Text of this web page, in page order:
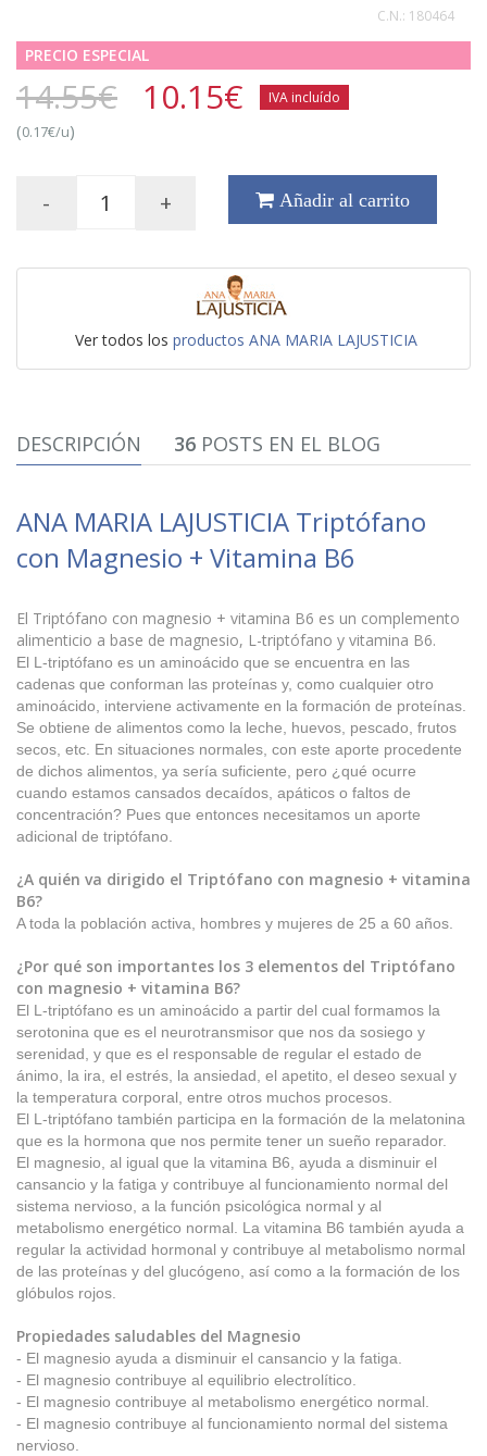
C.N.: 180464
PRECIO ESPECIAL
14.55€ 10.15€ IVA incluído
(0.17€/u)
- + Añadir al carrito
Ver todos los productos ANA MARIA LAJUSTICIA
DESCRIPCIÓN 36 POSTS EN EL BLOG
ANA MARIA LAJUSTICIA Triptófano
con Magnesio + Vitamina B6
El Triptófano con magnesio + vitamina B6 es un complemento
alimenticio a base de magnesio, L-triptófano y vitamina B6.
El L-triptófano es un aminoácido que se encuentra en las
cadenas que conforman las proteínas y, como cualquier otro
aminoácido, interviene activamente en la formación de proteínas.
Se obtiene de alimentos como la leche, huevos, pescado, frutos
secos, etc. En situaciones normales, con este aporte procedente
de dichos alimentos, ya sería suficiente, pero ¿qué ocurre
cuando estamos cansados decaídos, apáticos o faltos de
concentración? Pues que entonces necesitamos un aporte
adicional de triptófano.
¿A quién va dirigido el Triptófano con magnesio + vitamina
B6?
A toda la población activa, hombres y mujeres de 25 a 60 años.
¿Por qué son importantes los 3 elementos del Triptófano
con magnesio + vitamina B6?
El L-triptófano es un aminoácido a partir del cual formamos la
serotonina que es el neurotransmisor que nos da sosiego y
serenidad, y que es el responsable de regular el estado de
ánimo, la ira, el estrés, la ansiedad, el apetito, el deseo sexual y
la temperatura corporal, entre otros muchos procesos.
El L-triptófano también participa en la formación de la melatonina
que es la hormona que nos permite tener un sueño reparador.
El magnesio, al igual que la vitamina B6, ayuda a disminuir el
cansancio y la fatiga y contribuye al funcionamiento normal del
sistema nervioso, a la función psicológica normal y al
metabolismo energético normal. La vitamina B6 también ayuda a
regular la actividad hormonal y contribuye al metabolismo normal
de las proteínas y del glucógeno, así como a la formación de los
glóbulos rojos.
Propiedades saludables del Magnesio
- El magnesio ayuda a disminuir el cansancio y la fatiga.
- El magnesio contribuye al equilibrio electrolítico.
- El magnesio contribuye al metabolismo energético normal.
- El magnesio contribuye al funcionamiento normal del sistema
nervioso.